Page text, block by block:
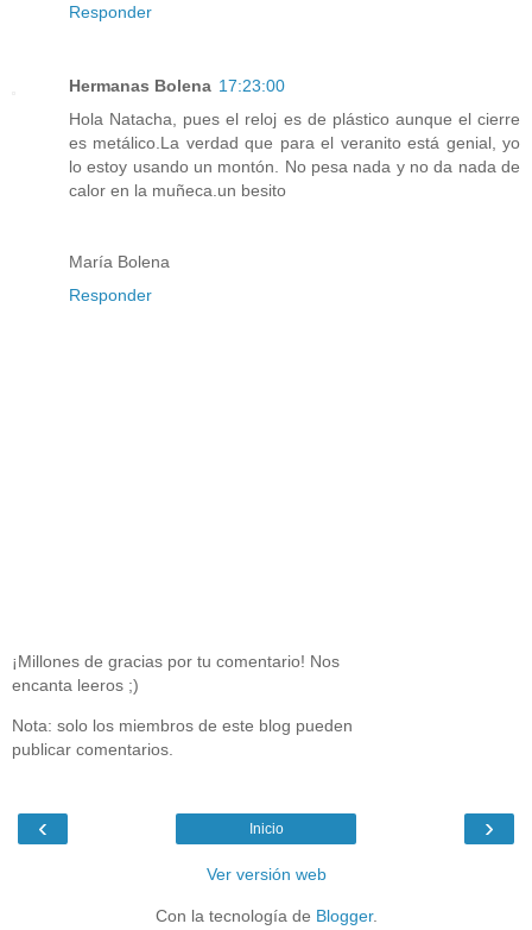
Responder
Hermanas Bolena 17:23:00
Hola Natacha, pues el reloj es de plástico aunque el cierre
es metálico.La verdad que para el veranito está genial, yo
lo estoy usando un montón. No pesa nada y no da nada de
calor en la muñeca.un besito
María Bolena
Responder
¡Millones de gracias por tu comentario! Nos
encanta leeros ;)
Nota: solo los miembros de este blog pueden
publicar comentarios.
‹ ›
Inicio
Ver versión web
Con la tecnología de Blogger.